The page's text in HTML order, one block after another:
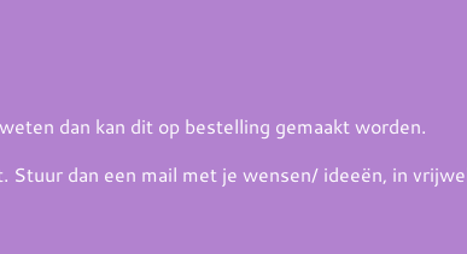
dan kan dit op bestelling gemaakt worden.
dan een mail met je wensen/ ideeën, in